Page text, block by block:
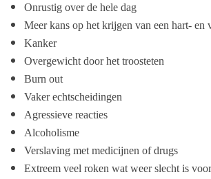
Onrustig over de hele dag
Meer kans op het krijgen van een hart- en
Kanker
Overgewicht door het troosteten
Burn out
Vaker echtscheidingen
Agressieve reacties
Alcoholisme
Verslaving met medicijnen of drugs
Extreem veel roken wat weer slecht is